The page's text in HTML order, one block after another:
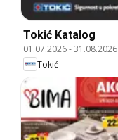
Tokić Katalog
01.07.2026-31.08.2026
Tokić